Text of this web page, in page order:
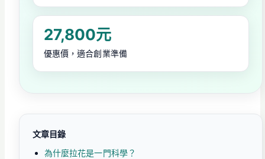
27,800元
優惠價，適合創業準備
文章目錄
為什麼拉花是一門科學？